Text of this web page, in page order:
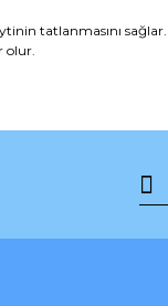
tatlanmasını sağlar.
olur.
Yorum Yaz